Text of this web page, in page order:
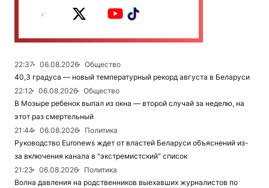
22:37 06.08.2026
Общество
40,3 градуса — новый температурный рекорд августа в Беларуси
22:12
06.08.2026
Общество
В Мозыре ребенок выпал из окна — второй случай за неделю, на
этот раз смертельный
21:44
06.08.2026
Политика
Руководство Euronews ждет от властей Беларуси объяснений из-
за включения канала в "экстремистский" список
21:23
06.08.2026
Политика
Волна давления на родственников выехавших журналистов по